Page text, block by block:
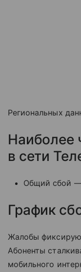
Региональных
Наиболее
в сети
Общий сбой —
График
Жалобы
Абоненты
мобильного